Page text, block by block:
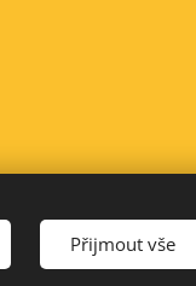
Přijmout vše